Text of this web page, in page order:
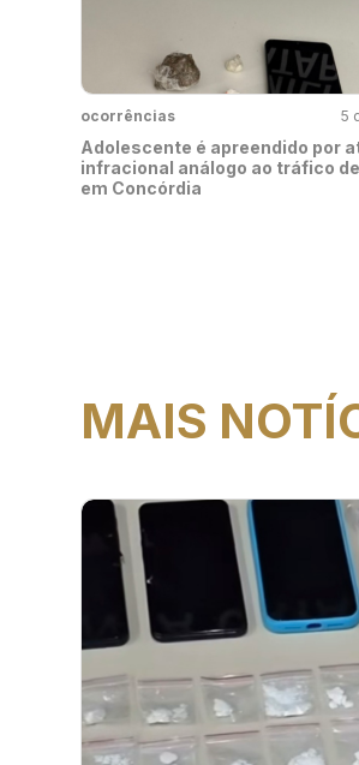
ocorrências 5
Adolescente é apreendido por
infracional análogo ao tráfico
em Concórdia
MAIS